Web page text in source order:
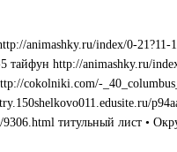
animashky.ru/index/0-
http://animashky.ru/
cokolniki.com/-
титульный лист •